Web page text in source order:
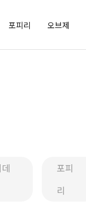
포피리 오브제
포피
리